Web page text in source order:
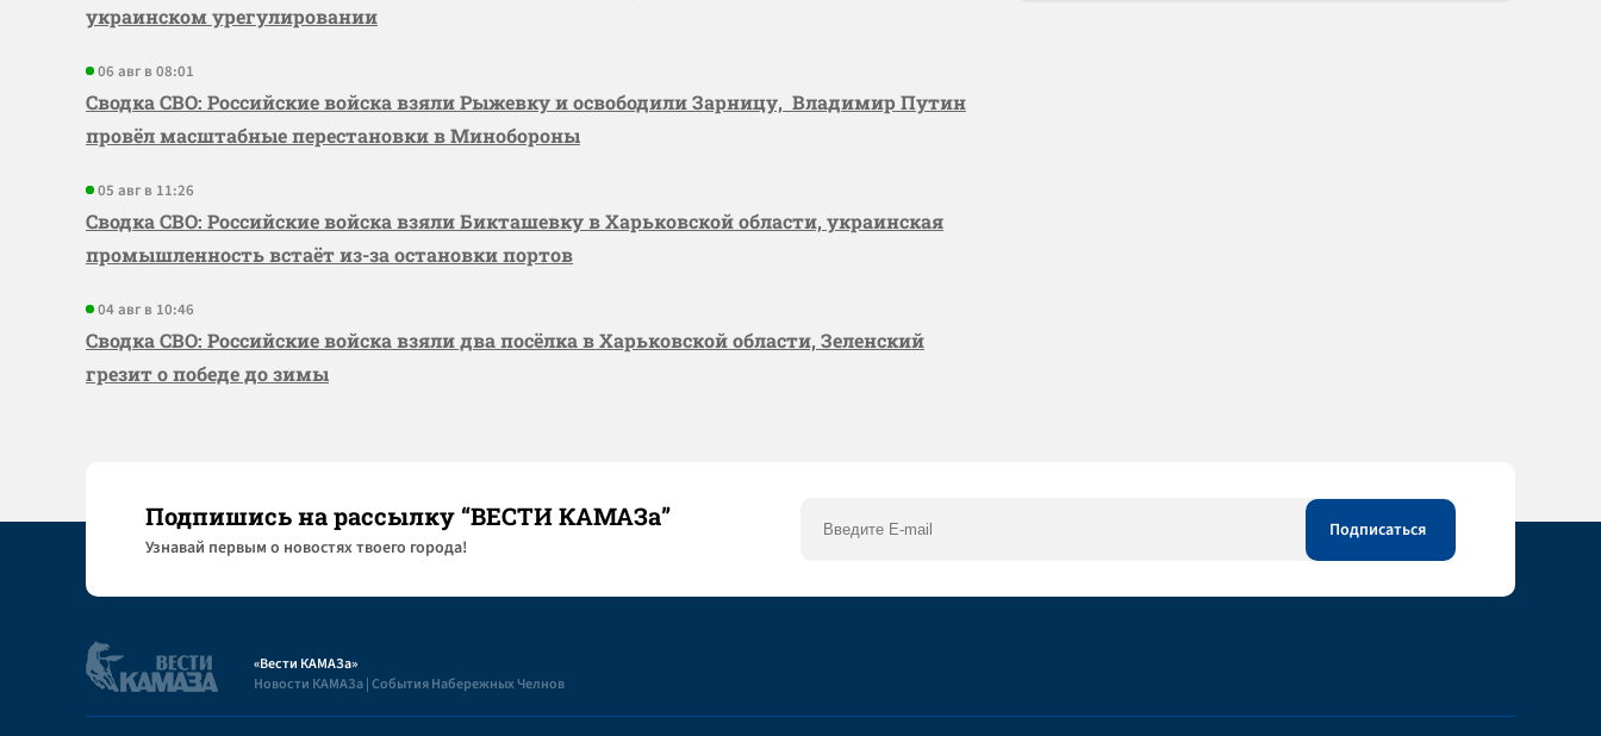
украинском урегулировании
06 авг в 08:01
Сводка СВО: Российские войска взяли Рыжевку и освободили Зарницу, Владимир Путин
провёл масштабные перестановки в Минобороны
05 авг в 11:26
Сводка СВО: Российские войска взяли Бикташевку в Харьковской области, украинская
промышленность встаёт из-за остановки портов
04 авг в 10:46
Сводка СВО: Российские войска взяли два посёлка в Харьковской области, Зеленский
грезит о победе до зимы
Подпишись на рассылку “ВЕСТИ КАМАЗа”
Узнaвай первым о новостях твоего города!
«Вести КАМАЗа»
Новости КАМАЗа | События Набережных Челнов